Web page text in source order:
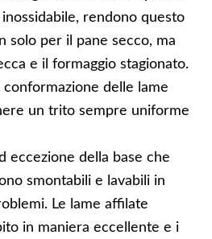
rendono questo
solo per il pane secco, ma
e il formaggio stagionato.
delle lame
un trito sempre uniforme
eccezione della base che
smontabili e lavabili in
Le lame affilate
in maniera eccellente e i